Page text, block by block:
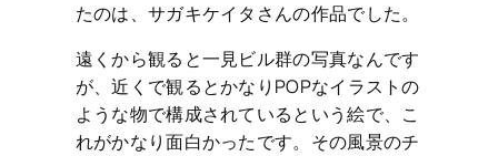
たのは、サガキケイタさんの作品でした。
遠くから観ると一見ビル群の写真なんです
が、近くで観るとかなりPOPなイラストの
ような物で構成されているという絵で、こ
れがかなり面白かったです。その風景のチ